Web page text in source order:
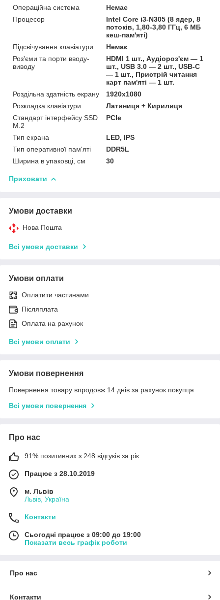
Операційна система
Немає
Процесор
Intel Core i3-N305 (8 ядер, 8
потоків, 1,80-3,80 ГГц, 6 МБ
кеш-пам'яті)
Підсвічування клавіатури
Немає
Роз'єми та порти вводу-
виводу
HDMI 1 шт., Аудіороз'єм — 1
шт., USB 3.0 — 2 шт., USB-C
— 1 шт., Пристрій читання
карт пам'яті — 1 шт.
Роздільна здатність екрану
1920х1080
Розкладка клавіатури
Латиниця + Кирилиця
Стандарт інтерфейсу SSD
M.2
PCIe
Тип екрана
LED, IPS
Тип оперативної пам'яті
DDR5L
Ширина в упаковці, см
30
Приховати
Умови доставки
Нова Пошта
Всі умови доставки
Умови оплати
Оплатити частинами
Післяплата
Оплата на рахунок
Всі умови оплати
Умови повернення
Повернення товару впродовж 14 днів за рахунок покупця
Всі умови повернення
Про нас
91% позитивних з 248 відгуків за рік
Працює з 28.10.2019
м. Львів
Львів, Україна
Контакти
Сьогодні працює з 09:00 до 19:00
Показати весь графік роботи
Про нас
Контакти